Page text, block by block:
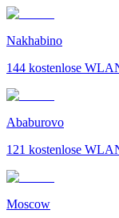
Nakhabino
144 kostenlose
Ababurovo
121 kostenlose
Moscow